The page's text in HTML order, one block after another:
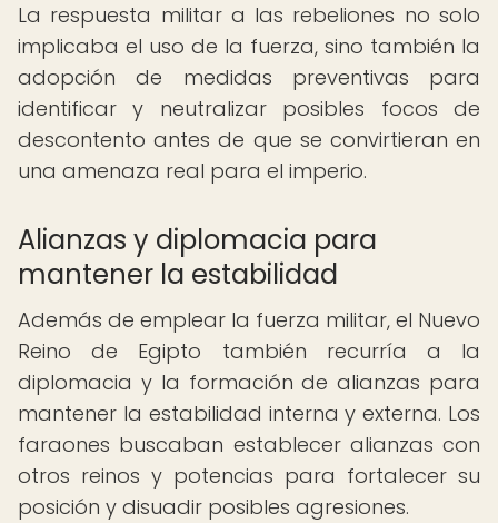
La respuesta militar a las rebeliones no solo
implicaba el uso de la fuerza, sino también la
adopción de medidas preventivas para
identificar y neutralizar posibles focos de
descontento antes de que se convirtieran en
una amenaza real para el imperio.
Alianzas y diplomacia para
mantener la estabilidad
Además de emplear la fuerza militar, el Nuevo
Reino de Egipto también recurría a la
diplomacia y la formación de alianzas para
mantener la estabilidad interna y externa. Los
faraones buscaban establecer alianzas con
otros reinos y potencias para fortalecer su
posición y disuadir posibles agresiones.